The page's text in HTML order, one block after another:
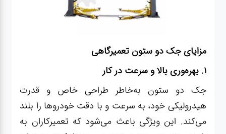
مزایای جک دو ستون تعمیرگاهی
۱. بهره‌وری بالا و سرعت در کار
جک دو ستون به‌خاطر طراحی خاص و قدرت
هیدرولیکی خود، به سرعت و با دقت خودروها را بلند
می‌کند. این ویژگی باعث می‌شود که تعمیرکاران به